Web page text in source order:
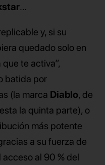
…
y, si su
quedado solo en
te activa”,
batida por
(la marca Diablo, de
la quinta parte), o
más potente
a su fuerza de
al 90 % del